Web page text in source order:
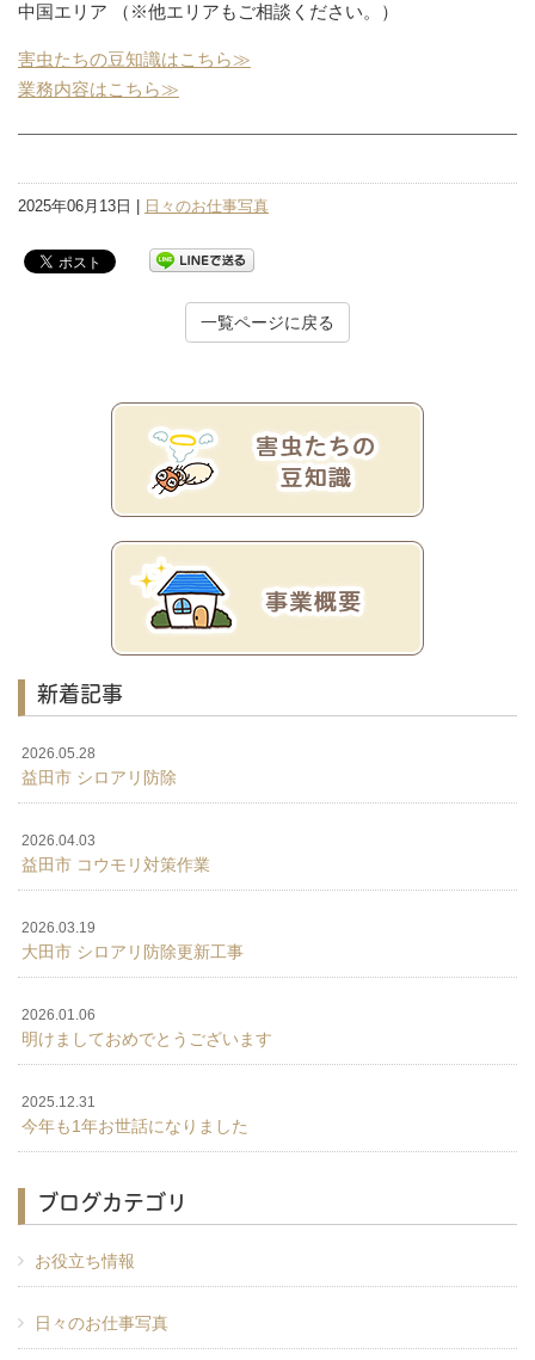
中国エリア （※他エリアもご相談ください。）
害虫たちの豆知識はこちら≫
業務内容はこちら≫
2025年06月13日 | 日々のお仕事写真
一覧ページに戻る
新着記事
2026.05.28
益田市 シロアリ防除
2026.04.03
益田市 コウモリ対策作業
2026.03.19
大田市 シロアリ防除更新工事
2026.01.06
明けましておめでとうございます
2025.12.31
今年も1年お世話になりました
ブログカテゴリ
お役立ち情報
日々のお仕事写真